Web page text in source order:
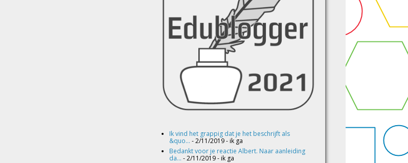
Ik vind het grappig dat je het beschrijft als
&quo... - 2/11/2019- ik ga
Bedankt voor je reactie Albert. Naar aanleiding
da... - 2/11/2019- ik ga